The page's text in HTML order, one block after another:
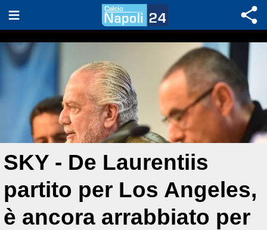
SKY - De Laurentiis
partito per Los Angeles,
è ancora arrabbiato per